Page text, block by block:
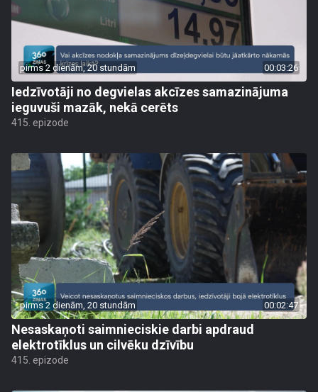
pirms 2 dienām, 20 stundām 00:03:26
Iedzīvotāji no degvielas akcīzes samazinājuma
ieguvuši mazāk, nekā cerēts
415. epizode
pirms 2 dienām, 20 stundām 00:02:47
Nesaskaņoti saimnieciskie darbi apdraud
elektrotīklus un cilvēku dzīvību
415. epizode